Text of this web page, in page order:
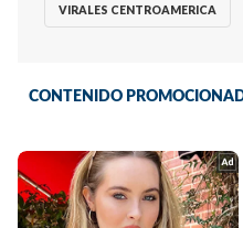
VIRALES CENTROAMERICA